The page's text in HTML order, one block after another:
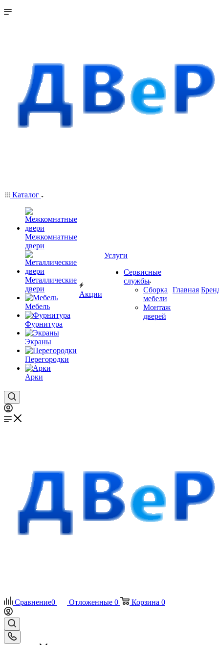
Каталог
Межкомнатные
двери
Металлические
двери
Мебель
Фурнитура
Экраны
Перегородки
Арки
Акции
Услуги
Сервисные
службы
Сборка
мебели
Монтаж
дверей
Главная
Сравнение0 Отложенные 0 Корзина 0